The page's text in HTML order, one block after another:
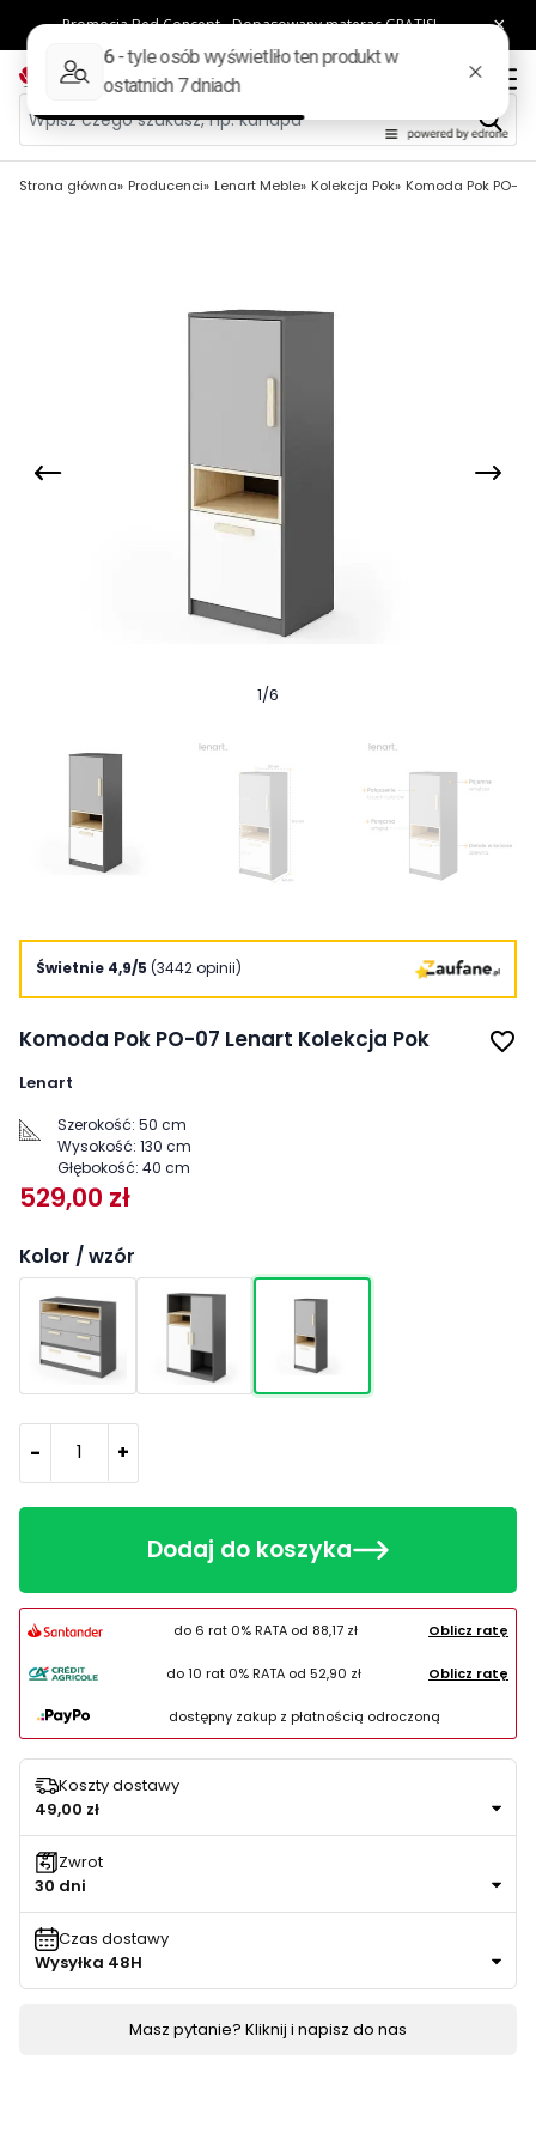
Strona główna Producenci Lenart Meble Kolekcja Pok Komoda Pok PO-
1/6
Świetnie 4,9/5 (3442 opinii)
Komoda Pok PO-07 Lenart Kolekcja Pok favorite_border
Lenart
Szerokość: 50 cm
Wysokość: 130 cm
Głębokość: 40 cm
529,00 zł
Kolor / wzór
- +
Dodaj do koszyka
do 6 rat 0% RATA od 88,17 zł Oblicz ratę
do 10 rat 0% RATA od 52,90 zł Oblicz ratę
dostępny zakup z płatnością odroczoną
Koszty dostawy
49,00 zł
Zwrot
30 dni
Czas dostawy
Wysyłka 48H
Masz pytanie? Kliknij i napisz do nas